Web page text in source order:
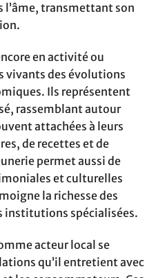
l’âme, transmettant son
en activité ou
vivants des évolutions
Ils représentent
rassemblant autour
attachées à leurs
de recettes et de
permet aussi de
et culturelles
la richesse des
institutions spécialisées.
acteur local se
qu’il entretient avec